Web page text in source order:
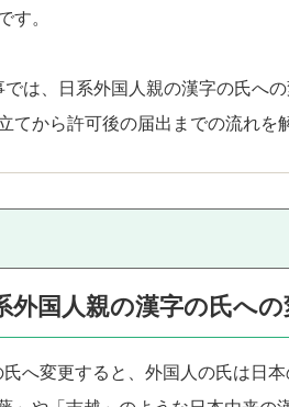
す。
では、日系外国人親の漢字の氏へ
てから許可後の届出までの流れを
外国人親の漢字の氏へ
へ変更すると、外国人の氏は日